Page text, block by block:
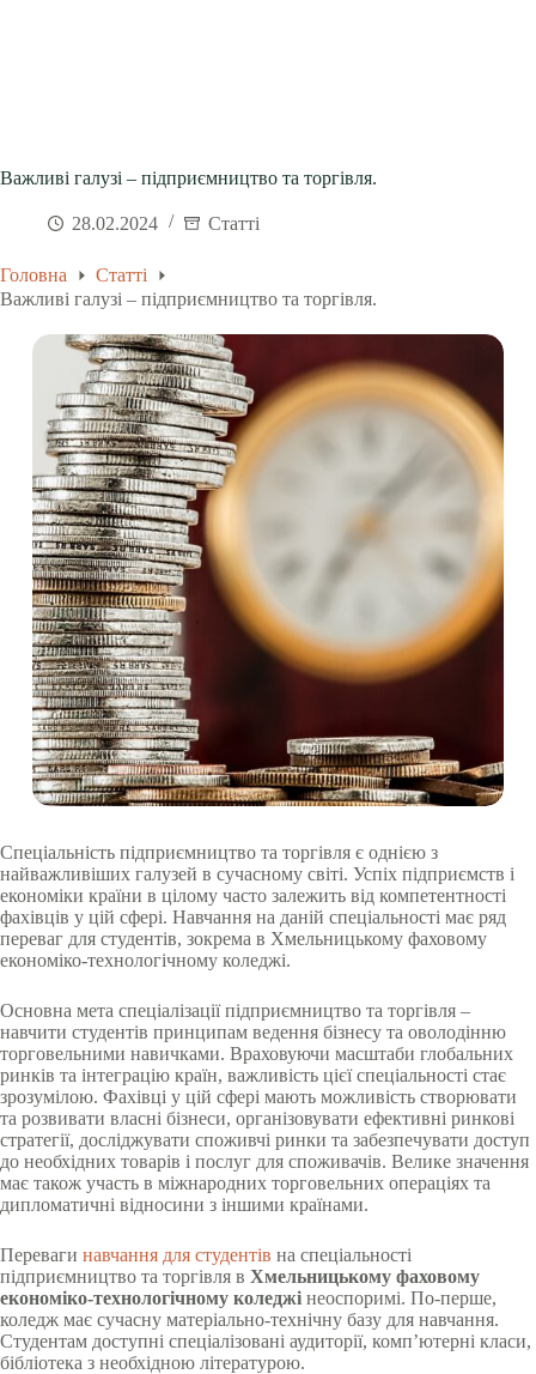
Важливі галузі – підприємництво та торгівля.
28.02.2024 Статті
Головна
Статті
Важливі галузі – підприємництво та торгівля.
Спеціальність підприємництво та торгівля є однією з
найважливіших галузей в сучасному світі. Успіх підприємств і
економіки країни в цілому часто залежить від компетентності
фахівців у цій сфері. Навчання на даній спеціальності має ряд
переваг для студентів, зокрема в Хмельницькому фаховому
економіко-технологічному коледжі.
Основна мета спеціалізації підприємництво та торгівля –
навчити студентів принципам ведення бізнесу та оволодінню
торговельними навичками. Враховуючи масштаби глобальних
ринків та інтеграцію країн, важливість цієї спеціальності стає
зрозумілою. Фахівці у цій сфері мають можливість створювати
та розвивати власні бізнеси, організовувати ефективні ринковi
стратегії, досліджувати споживчі ринки та забезпечувати доступ
до необхідних товарів і послуг для споживачів. Велике значення
має також участь в міжнародних торговельних операціях та
дипломатичні відносини з іншими країнами.
Переваги навчання для студентів на спеціальності
підприємництво та торгівля в Хмельницькому фаховому
економіко-технологічному коледжі неоспоримі. По-перше,
коледж має сучасну матеріально-технічну базу для навчання.
Студентам доступні спеціалізовані аудиторії, комп’ютерні класи,
бібліотека з необхідною літературою.